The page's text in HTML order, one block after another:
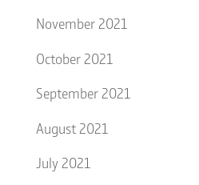
November 2021
October 2021
September 2021
August 2021
July 2021